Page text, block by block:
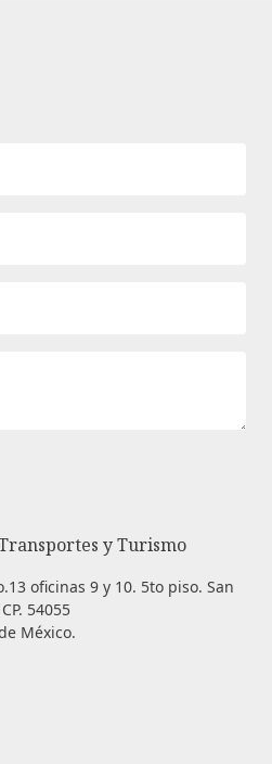
y Turismo
oficinas 9 y 10. 5to piso. San
54055
México.